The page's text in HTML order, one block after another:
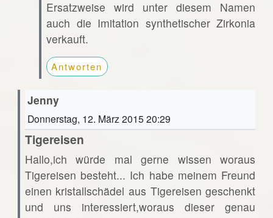
Ersatzweise wird unter diesem Namen
auch die Imitation synthetischer Zirkonia
verkauft.
Antworten
Jenny
Donnerstag, 12. März 2015 20:29
Tigereisen
Hallo,ich würde mal gerne wissen woraus
Tigereisen besteht... Ich habe meinem Freund
einen kristallschädel aus Tigereisen geschenkt
und uns interessiert,woraus dieser genau